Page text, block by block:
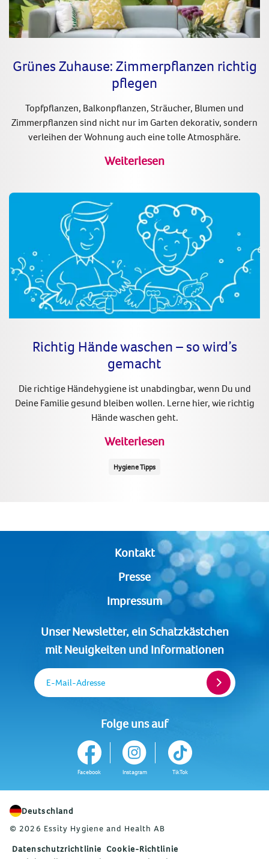
Grünes Zuhause: Zimmerpflanzen richtig
pflegen
Topfpflanzen, Balkonpflanzen, Sträucher, Blumen und
Zimmerpflanzen sind nicht nur im Garten dekorativ, sondern
verleihen der Wohnung auch eine tolle Atmosphäre.
Weiterlesen
Richtig Hände waschen – so wird’s
gemacht
Die richtige Händehygiene ist unabdingbar, wenn Du und
Deine Familie gesund bleiben wollen. Lerne hier, wie richtig
Hände waschen geht.
Weiterlesen
Hygiene Tipps
Kontakt
Presse
Impressum
Unser Newsletter, ein Schatzkästchen
mit Neuigkeiten und Informationen
E-Mail-Adresse
Folge uns auf
Facebook Instagram TikTok
Deutschland
© 2026 Essity Hygiene and Health AB
Datenschutzrichtlinie Cookie-Richtlinie